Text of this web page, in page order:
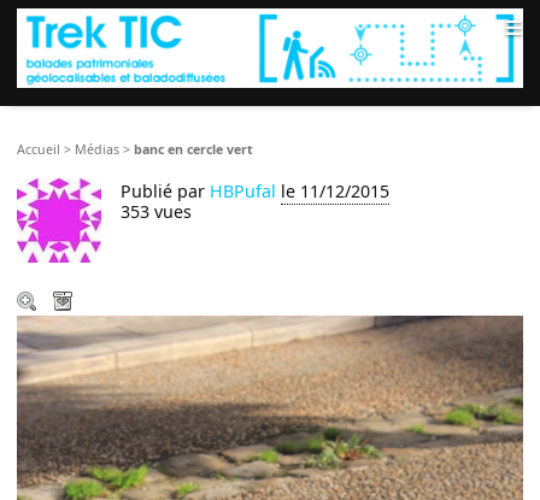
≡
Accueil > Médias >banc en cercle vert
Publié par HBPufal le 11/12/2015
353 vues